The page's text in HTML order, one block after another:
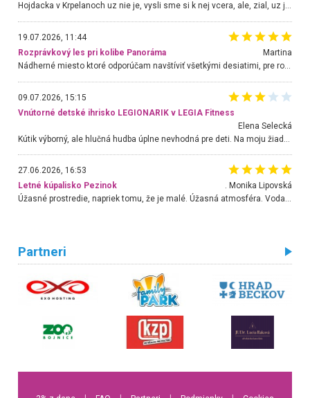
Hojdacka v Krpelanoch uz nie je, vysli sme si k nej vcera, ale, zial, uz je znicena. Ak sem planujete cestu len kvoli hojdacke, mozete si ju usetrit. Krasny vyhlad je tu vsak aj bez hojdacky :-)
19.07.2026, 11:44
Rozprávkový les pri kolibe Panoráma
Martina
Nádherné miesto ktoré odporúčam navštíviť všetkými desiatimi, pre rodiny s deťmi, dôchodcom... Proste a jednoducho ozaj rozprávkový les.. určite ešte prídeme. Odniesli sme si na pamiatku krásne tričká,
09.07.2026, 15:15
Vnútorné detské ihrisko LEGIONARIK v LEGIA Fitness
Elena Selecká
27.06.2026, 16:53
Letné kúpalisko Pezinok
. Monika Lipovská
Úžasné prostredie, napriek tomu, že je malé. Úžasná atmosféra. Voda fantastická a nádherná. Ľudí je pomerne veľa, ale su mili a ohľaduplní. Je veľmi zaujímavé sledovať, ako dokážu spolu športovať cudzí ľudia a bez ohľadu na vek. Vládne tu pohoda. Vnuka neviem dostať z vody. Ďakujem za krásny deň . Urcite sa sem vrátim. Jediný problém je s parkovaním, ale aj ten sa mi podarilo vyriešiť. Monika Bratislava
Partneri